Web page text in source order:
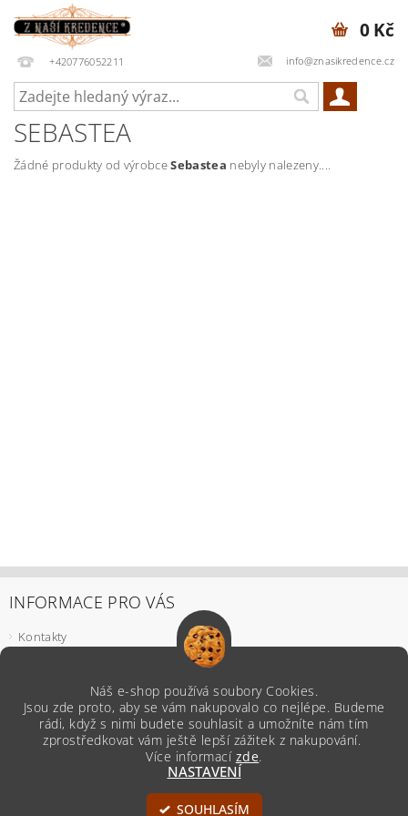
+420776052211 info@znasikredence.cz
0 Kč
SEBASTEA
Žádné produkty od výrobceSebastea nebyly nalezeny....
INFORMACE PRO VÁS
Kontakty
Podmínky ochrany osobních údajů
Všeobecné obchodní podmínky
, všechna práva vyhrazena
Náš e-shop používá soubory Cookies.
Jsou zde proto, aby se vám nakupovalo co nejlépe. Budeme
rádi, když s nimi budete souhlasit a umožníte nám tím
zprostředkovat vám ještě lepší zážitek z nakupování.
Více informací zde.
NASTAVENÍ
SOUHLASÍM